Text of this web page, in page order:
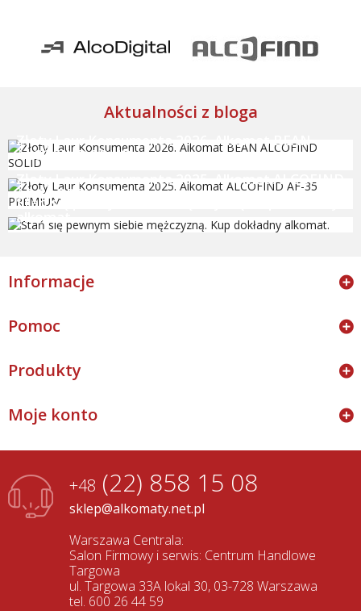
Aktualności z bloga
Złoty Laur Konsumenta 2026. Alkomat BEAN
ALCOFIND SOLID
Złoty Laur Konsumenta 2025. Alkomat ALCOFIND
AF-35 PREMIUM
Stań się pewnym siebie mężczyzną. Kup dokładny
alkomat.
Informacje
Pomoc
Produkty
Moje konto
+48 (22) 858 15 08
sklep@alkomaty.net.pl
Warszawa Centrala:
Salon Firmowy i serwis: Centrum Handlowe
Targowa
ul. Targowa 33A lokal 30, 03-728 Warszawa
tel. 600 26 44 59